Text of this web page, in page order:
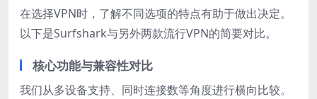
在选择VPN时，了解不同选项的特点有助于做出决定。
以下是Surfshark与另外两款流行VPN的简要对比。
核心功能与兼容性对比
我们从多设备支持、同时连接数等角度进行横向比较。